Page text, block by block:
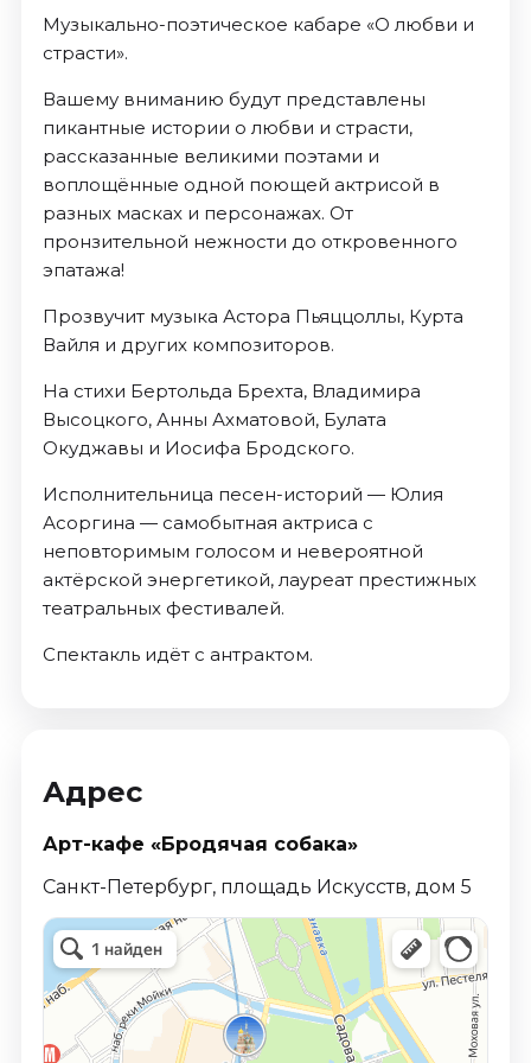
Музыкально-поэтическое кабаре «О любви и
страсти».
Вашему вниманию будут представлены
пикантные истории о любви и страсти,
рассказанные великими поэтами и
воплощённые одной поющей актрисой в
разных масках и персонажах. От
пронзительной нежности до откровенного
эпатажа!
Прозвучит музыка Астора Пьяццоллы, Курта
Вайля и других композиторов.
На стихи Бертольда Брехта, Владимира
Высоцкого, Анны Ахматовой, Булата
Окуджавы и Иосифа Бродского.
Исполнительница песен-историй — Юлия
Асоргина — самобытная актриса с
неповторимым голосом и невероятной
актёрской энергетикой, лауреат престижных
театральных фестивалей.
Спектакль идёт с антрактом.
Адрес
Арт-кафе «Бродячая собака»
Санкт-Петербург, площадь Искусств, дом 5